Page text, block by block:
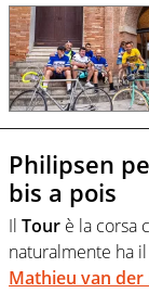
Philipsen
bis a pois
Il Tour è la corsa
naturalmente ha
Mathieu van der